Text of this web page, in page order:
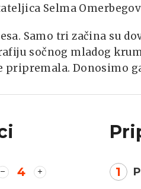
Selma
Samo tri začina su
sočnog mladog
pripremala. Donosimo
4 1